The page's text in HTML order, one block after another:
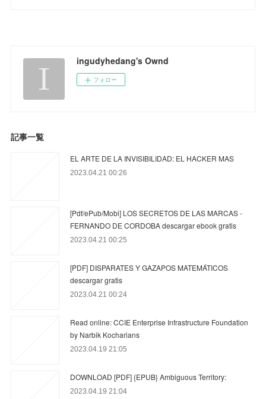
ingudyhedang's Ownd
フォロー
記事一覧
EL ARTE DE LA INVISIBILIDAD: EL HACKER MAS
2023.04.21 00:26
[Pdf/ePub/Mobi] LOS SECRETOS DE LAS MARCAS -
FERNANDO DE CORDOBA descargar ebook gratis
2023.04.21 00:25
[PDF] DISPARATES Y GAZAPOS MATEMÁTICOS
descargar gratis
2023.04.21 00:24
Read online: CCIE Enterprise Infrastructure Foundation
by Narbik Kocharians
2023.04.19 21:05
DOWNLOAD [PDF] {EPUB} Ambiguous Territory:
2023.04.19 21:04